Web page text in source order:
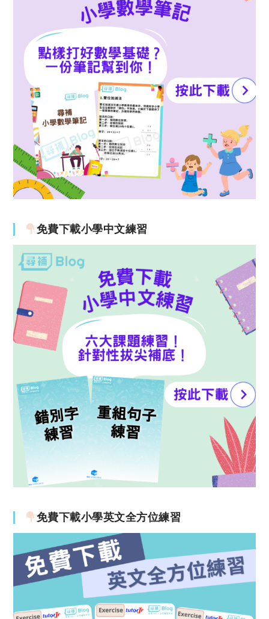
免費下載小學中文練習
免費下載小學英文全方位練習